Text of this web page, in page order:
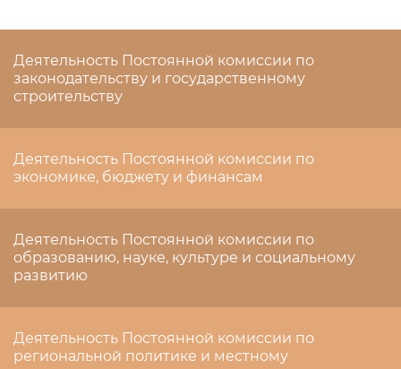
Деятельность Постоянной комиссии по
законодательству и государственному
строительству
Деятельность Постоянной комиссии по
экономике, бюджету и финансам
Деятельность Постоянной комиссии по
образованию, науке, культуре и социальному
развитию
Деятельность Постоянной комиссии по
региональной политике и местному